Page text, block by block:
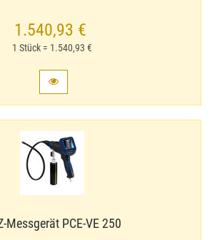
1.540,93 €
1 Stück = 1.540,93 €
​Messgerät PCE-​VE 250